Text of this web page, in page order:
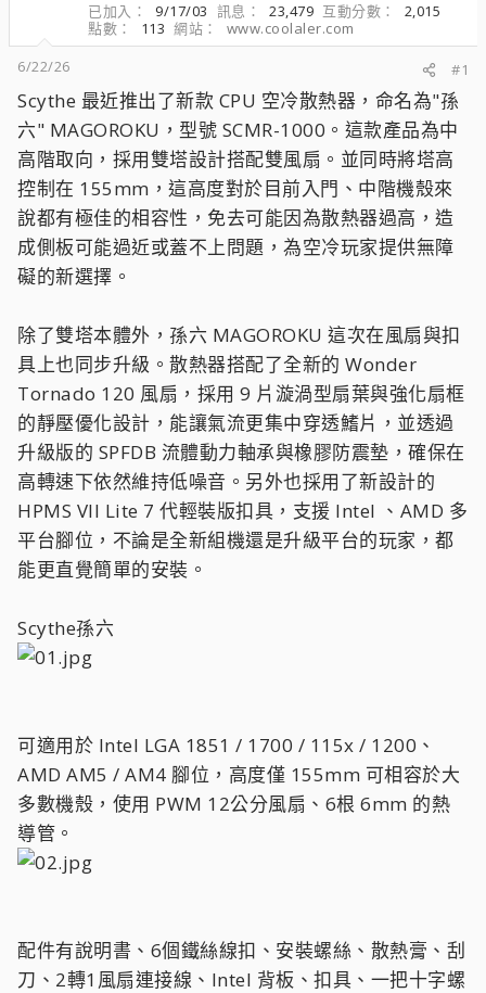
已加入
9/17/03 訊息 23,479 互動分數
2,015
點數
113 網站
www.coolaler.com
6/22/26
#1
Scythe 最近推出了新款 CPU 空冷散熱器，命名為"孫
六" MAGOROKU，型號 SCMR-1000。這款產品為中
高階取向，採用雙塔設計搭配雙風扇。並同時將塔高
控制在 155mm，這高度對於目前入門、中階機殼來
說都有極佳的相容性，免去可能因為散熱器過高，造
成側板可能過近或蓋不上問題，為空冷玩家提供無障
礙的新選擇。
除了雙塔本體外，孫六 MAGOROKU 這次在風扇與扣
具上也同步升級。散熱器搭配了全新的 Wonder
Tornado 120 風扇，採用 9 片漩渦型扇葉與強化扇框
的靜壓優化設計，能讓氣流更集中穿透鰭片，並透過
升級版的 SPFDB 流體動力軸承與橡膠防震墊，確保在
高轉速下依然維持低噪音。另外也採用了新設計的
HPMS VII Lite 7 代輕裝版扣具，支援 Intel 、AMD 多
平台腳位，不論是全新組機還是升級平台的玩家，都
能更直覺簡單的安裝。
Scythe孫六
可適用於 Intel LGA 1851 / 1700 / 115x / 1200、
AMD AM5 / AM4 腳位，高度僅 155mm 可相容於大
多數機殼，使用 PWM 12公分風扇、6根 6mm 的熱
導管。
配件有說明書、6個鐵絲線扣、安裝螺絲、散熱膏、刮
刀、2轉1風扇連接線、Intel 背板、扣具、一把十字螺